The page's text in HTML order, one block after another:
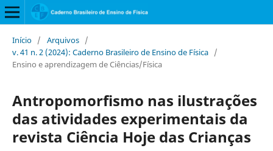
Início / Arquivos /
v. 41 n. 2 (2024): Caderno Brasileiro de Ensino de Física /
Ensino e aprendizagem de Ciências/Física
Antropomorfismo nas ilustrações
das atividades experimentais da
revista Ciência Hoje das Crianças